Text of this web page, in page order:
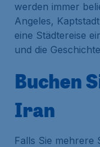
werden immer
Angeles,
eine Städtereise
und die
Buchen
Iran
Falls Sie mehrere